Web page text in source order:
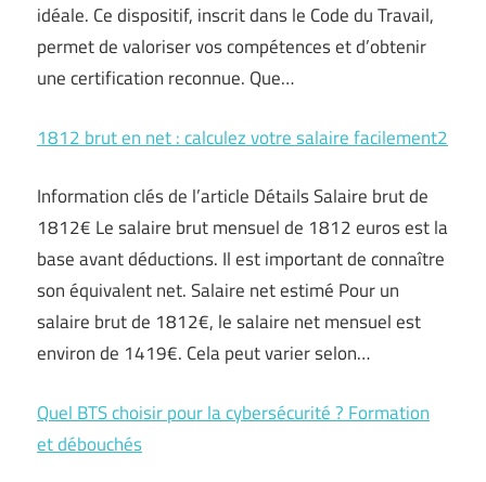
idéale. Ce dispositif, inscrit dans le Code du Travail,
permet de valoriser vos compétences et d’obtenir
une certification reconnue. Que…
1812 brut en net : calculez votre salaire facilement2
Information clés de l’article Détails Salaire brut de
1812€ Le salaire brut mensuel de 1812 euros est la
base avant déductions. Il est important de connaître
son équivalent net. Salaire net estimé Pour un
salaire brut de 1812€, le salaire net mensuel est
environ de 1419€. Cela peut varier selon…
Quel BTS choisir pour la cybersécurité ? Formation
et débouchés